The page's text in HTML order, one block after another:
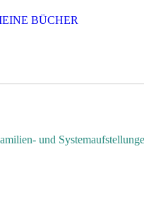
BÜCHER